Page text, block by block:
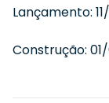
Lançamento:
Construção: